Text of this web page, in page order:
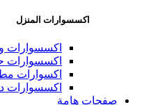
اكسسوارات المنزل
اكسسوارات
اكسسوارات
اكسوارات
اكسسوارات
صفحات هامة